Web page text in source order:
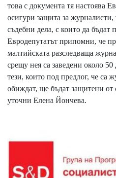
това с документа тя настоява
осигури защита за журналисти,
съдебни дела, с които да
Евродепутатът припомни, че
малтийската разследваща
срещу нея са заведени около 50
тези, които под предлог, че са
обиждат, ще бъдат защитени от
уточни Елена Йончева.